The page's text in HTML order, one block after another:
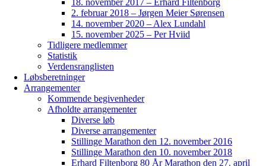
18. november 2017 – Erhard Filtenborg
2. februar 2018 – Jørgen Meier Sørensen
14. november 2020 – Alex Lundahl
15. november 2025 – Per Hviid
Tidligere medlemmer
Statistik
Verdensranglisten
Løbsberetninger
Arrangementer
Kommende begivenheder
Afholdte arrangementer
Diverse løb
Diverse arrangementer
Stillinge Marathon den 12. november 2016
Stillinge Marathon den 10. november 2018
Erhard Filtenborg 80 År Marathon den 27. april